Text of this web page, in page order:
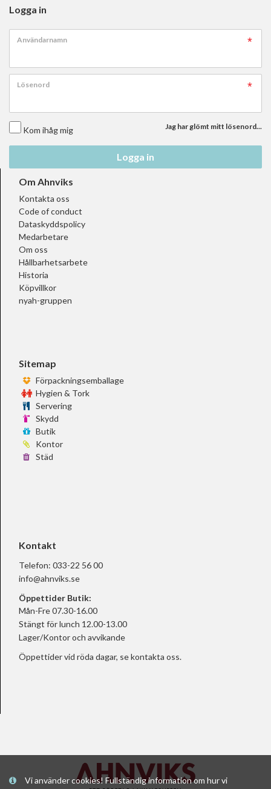
Vi använder cookies! Fullständig information om hur vi
Logga in
Användarnamn
Lösenord
Kom ihåg mig Jag har glömt mitt lösenord...
Logga in
Om Ahnviks
Kontakta oss
Code of conduct
Dataskyddspolicy
Medarbetare
Om oss
Hållbarhetsarbete
Historia
Köpvillkor
nyah-gruppen
Sitemap
Förpackningsemballage
Hygien & Tork
Servering
Skydd
Butik
Kontor
Städ
Kontakt
Telefon: 033-22 56 00
info@ahnviks.se
Öppettider Butik:
Mån-Fre 07.30-16.00
Stängt för lunch 12.00-13.00
Lager/Kontor och avvikande
Öppettider vid röda dagar, sekontakta oss.